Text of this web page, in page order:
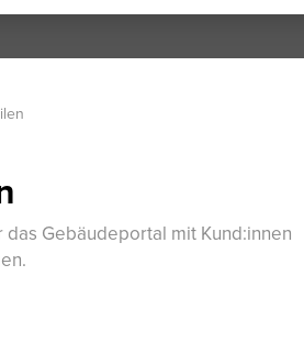
Gebäudeportal mit Kund:innen